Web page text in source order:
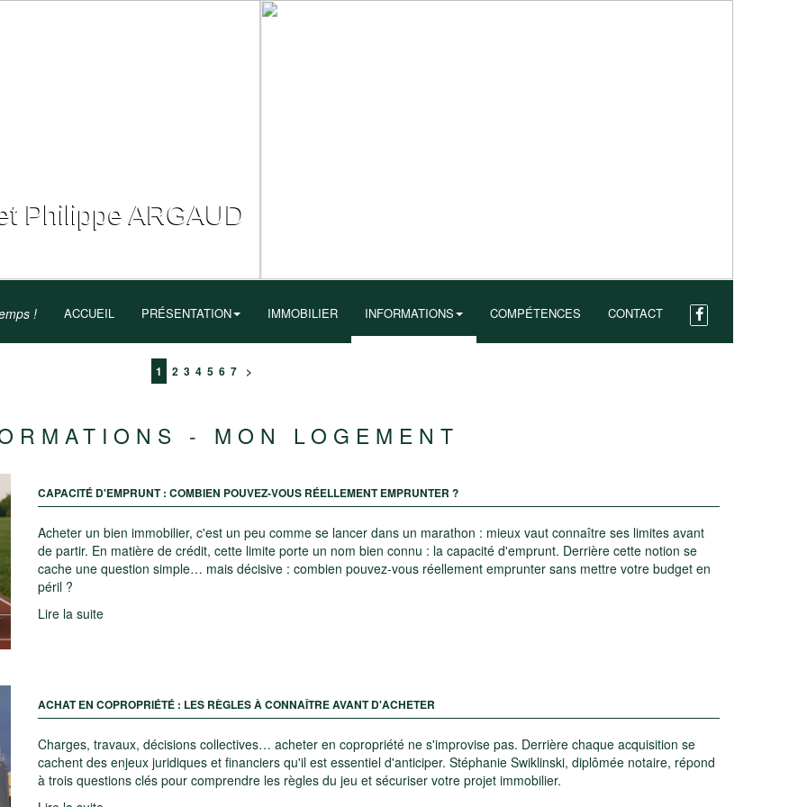
Philippe ARGAUD
! ACCUEIL PRÉSENTATION IMMOBILIER INFORMATIONS COMPÉTENCES CONTACT
1 2 3 4 5 6 7 >
- MON LOGEMENT
CAPACITÉ D'EMPRUNT : COMBIEN POUVEZ-VOUS RÉELLEMENT EMPRUNTER ?
Acheter un bien immobilier, c'est un peu comme se lancer dans un marathon : mieux vaut connaître ses limites avant
de partir. En matière de crédit, cette limite porte un nom bien connu : la capacité d'emprunt. Derrière cette notion se
cache une question simple… mais décisive : combien pouvez-vous réellement emprunter sans mettre votre budget en
péril ?
Lire la suite
ACHAT EN COPROPRIÉTÉ : LES RÈGLES À CONNAÎTRE AVANT D'ACHETER
Charges, travaux, décisions collectives… acheter en copropriété ne s'improvise pas. Derrière chaque acquisition se
cachent des enjeux juridiques et financiers qu'il est essentiel d'anticiper. Stéphanie Swiklinski, diplômée notaire, répond
à trois questions clés pour comprendre les règles du jeu et sécuriser votre projet immobilier.